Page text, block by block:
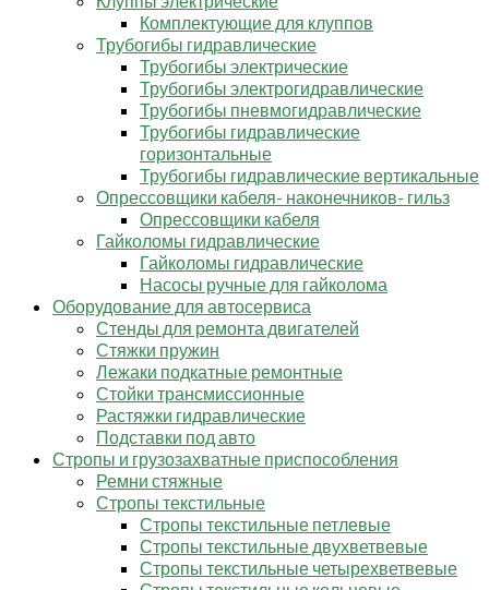
Комплектующие для клуппов
Трубогибы гидравлические
Трубогибы электрические
Трубогибы электрогидравлические
Трубогибы пневмогидравлические
Трубогибы гидравлические
горизонтальные
Трубогибы гидравлические вертикальные
Опрессовщики кабеля- наконечников- гильз
Опрессовщики кабеля
Гайколомы гидравлические
Гайколомы гидравлические
Насосы ручные для гайколома
Оборудование для автосервиса
Стенды для ремонта двигателей
Стяжки пружин
Лежаки подкатные ремонтные
Стойки трансмиссионные
Растяжки гидравлические
Подставки под авто
Стропы и грузозахватные приспособления
Ремни стяжные
Стропы текстильные
Стропы текстильные петлевые
Стропы текстильные двухветвевые
Стропы текстильные четырехветвевые